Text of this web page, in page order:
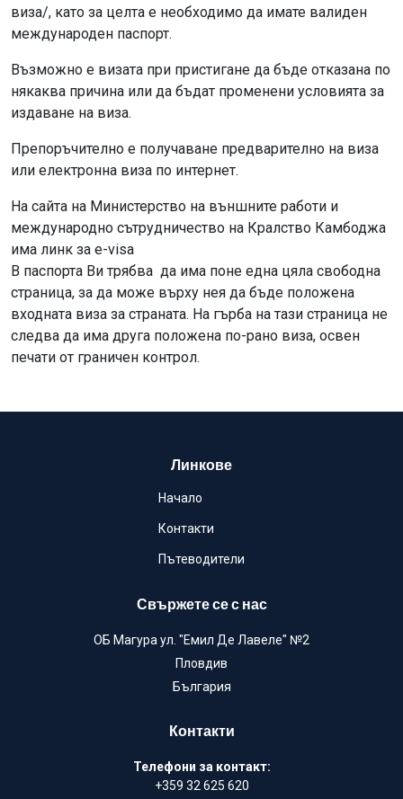
виза/, като за целта е необходимо да имате валиден
международен паспорт.
Възможно е визата при пристигане да бъде отказана по
някаква причина или да бъдат променени условията за
издаване на виза.
Препоръчително е получаване предварително на виза
или електронна виза по интернет.
На сайта на Министерство на външните работи и
международно сътрудничество на Кралство Камбоджа
има линк за e-visa
В паспорта Ви трябва да има поне една цяла свободна
страница, за да може върху нея да бъде положена
входната виза за страната. На гърба на тази страница не
следва да има друга положена по-рано виза, освен
печати от граничен контрол.
Линкове
Начало
Контакти
Пътеводители
Свържете се с нас
ОБ Магура ул. "Емил Де Лавеле" №2
Пловдив
България
Контакти
Телефони за контакт:
+359 32 625 620